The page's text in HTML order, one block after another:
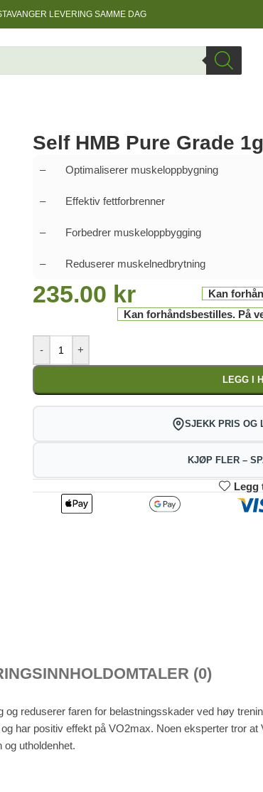
LEVERING SAMME DAG
Self HMB Pure Grade
– Optimaliserer muskeloppbygning
– Effektiv fettforbrenner
– Forbedrer muskeloppbygging
– Reduserer muskelnedbrytning
235.00 kr
Kan
Kan forhåndsbestilles. På
- +
LEGG I
SJEKK PRIS OG
KJØP FLER –
2
232.65
3-4 Legg
OMTALER (0)
reduserer faren for belastningsskader ved høy
har positiv effekt på VO2max. Noen eksperter tror
utholdenhet.